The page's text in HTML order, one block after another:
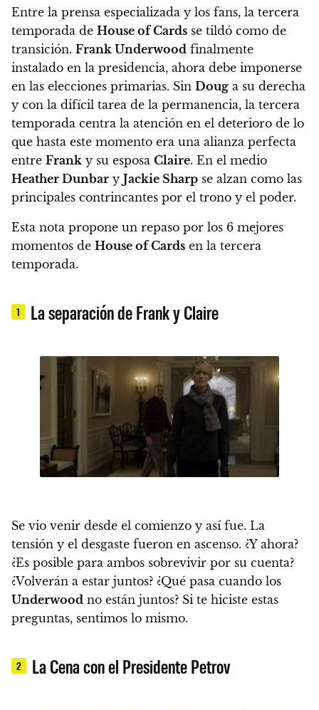
Entre la prensa especializada y los fans, la tercera
temporada de House of Cards se tildó como de
transición. Frank Underwood finalmente
instalado en la presidencia, ahora debe imponerse
en las elecciones primarias. Sin Doug a su derecha
y con la difícil tarea de la permanencia, la tercera
temporada centra la atención en el deterioro de lo
que hasta este momento era una alianza perfecta
entre Frank y su esposa Claire. En el medio
Heather Dunbar y Jackie Sharp se alzan como las
principales contrincantes por el trono y el poder.
Esta nota propone un repaso por los 6 mejores
momentos de House of Cards en la tercera
temporada.
1 La separación de Frank y Claire
Se vio venir desde el comienzo y así fue. La
tensión y el desgaste fueron en ascenso. ¿Y ahora?
¿Es posible para ambos sobrevivir por su cuenta?
¿Volverán a estar juntos? ¿Qué pasa cuando los
Underwood no están juntos? Si te hiciste estas
preguntas, sentimos lo mismo.
2 La Cena con el Presidente Petrov